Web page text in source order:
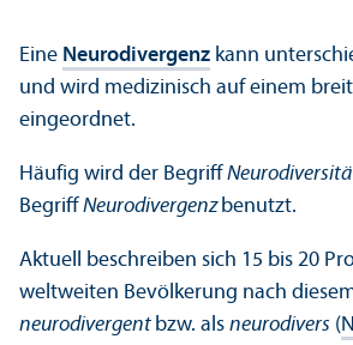
Eine Neurodivergenz kann
und wird medizinisch auf einem
eingeordnet.
Häufig wird der Begriff
BegriffNeurodivergenzbenutzt.
Aktuell beschreiben sich 15 bis 20
weltweiten Bevölkerung nach
neurodivergent bzw. als neurodivers (